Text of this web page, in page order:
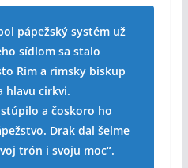
pápežský systém už
sídlom sa stalo
Rím a rímsky biskup
hlavu cirkvi.
a čoskoro ho
Drak dal šelme
trón i svoju moc“.